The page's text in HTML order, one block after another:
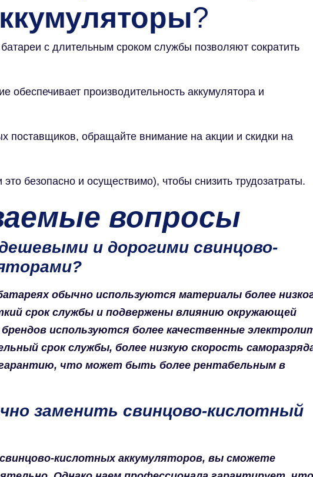
?
с длительным сроком службы позволяют сократить
обеспечивает производительность аккумулятора и
поставщиков, обращайте внимание на акции и скидки на
безопасно и осуществимо), чтобы снизить трудозатраты.
вопросы
и дорогими свинцово-
обычно используются материалы более
срок службы и подвержены влиянию окружающей
используются более качественные
срок службы, более низкую скорость
что может быть более рентабельным в
заменить свинцово-кислотный
кислотных аккумуляторов, вы сможете